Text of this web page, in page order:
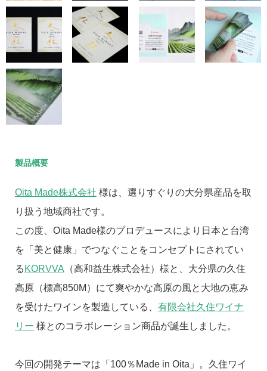
製品概要
Oita Made株式会社 様は、選りすぐりの大分県産品を取
り扱う地域商社です。
この度、Oita Made様のプロデュースにより日本と台湾
を「美と健康」でつなぐことをコンセプトにされてい
る KORVVA （高和益生株式会社）様と、大分県の久住
高原（標高850M）にて爽やかな高原の風と大地の恵み
を受けたワインを製造している、 有限会社久住ワイナ
リー 様とのコラボレーション商品が誕生しました。
今回の開発テーマは「100％Made in Oita」。久住ワイ